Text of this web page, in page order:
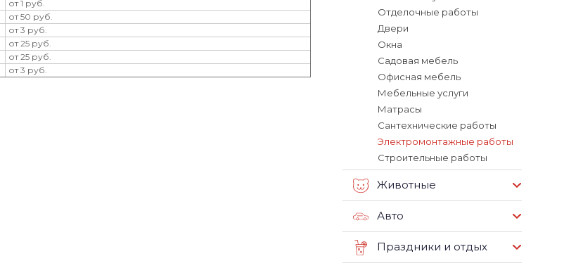
от 1 руб.
от 50 руб.
от 3 руб.
от 25 руб.
от 25 руб.
от 3 руб.
Отделочные работы
Двери
Окна
Садовая мебель
Офисная мебель
Мебельные услуги
Матрасы
Сантехнические работы
Электромонтажные работы
Строительные работы
Животные
Авто
Праздники и отдых